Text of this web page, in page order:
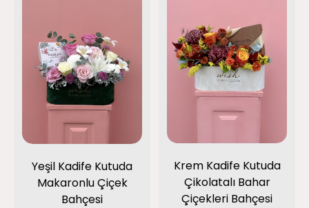
Yeşil Kadife Kutuda
Makaronlu Çiçek
Bahçesi
Krem Kadife Kutuda
Çikolatalı Bahar
Çiçekleri Bahçesi